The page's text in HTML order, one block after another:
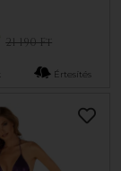
21 190 Ft
Értesítés